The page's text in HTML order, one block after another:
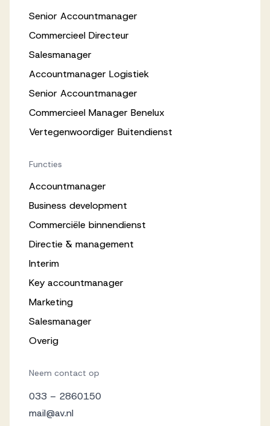
Senior Accountmanager
Commercieel Directeur
Salesmanager
Accountmanager Logistiek
Senior Accountmanager
Commercieel Manager Benelux
Vertegenwoordiger Buitendienst
Functies
Accountmanager
Business development
Commerciële binnendienst
Directie & management
Interim
Key accountmanager
Marketing
Salesmanager
Overig
Neem contact op
033 – 2860150
mail@av.nl